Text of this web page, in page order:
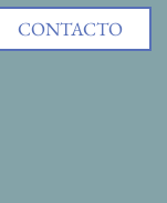
CONTACTO